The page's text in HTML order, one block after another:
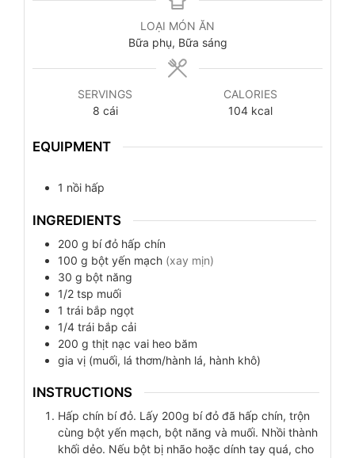
LOẠI MÓN ĂN
Bữa phụ, Bữa sáng
SERVINGS
8 cái
CALORIES
104 kcal
EQUIPMENT
1 nồi hấp
INGREDIENTS
200 g bí đỏ hấp chín
100 g bột yến mạch (xay mịn)
30 g bột năng
1/2 tsp muối
1 trái bắp ngọt
1/4 trái bắp cải
200 g thịt nạc vai heo băm
gia vị (muối, lá thơm/hành lá, hành khô)
INSTRUCTIONS
Hấp chín bí đỏ. Lấy 200g bí đỏ đã hấp chín, trộn
cùng bột yến mạch, bột năng và muối. Nhồi thành
khối dẻo. Nếu bột bị nhão hoặc dính tay quá, cho